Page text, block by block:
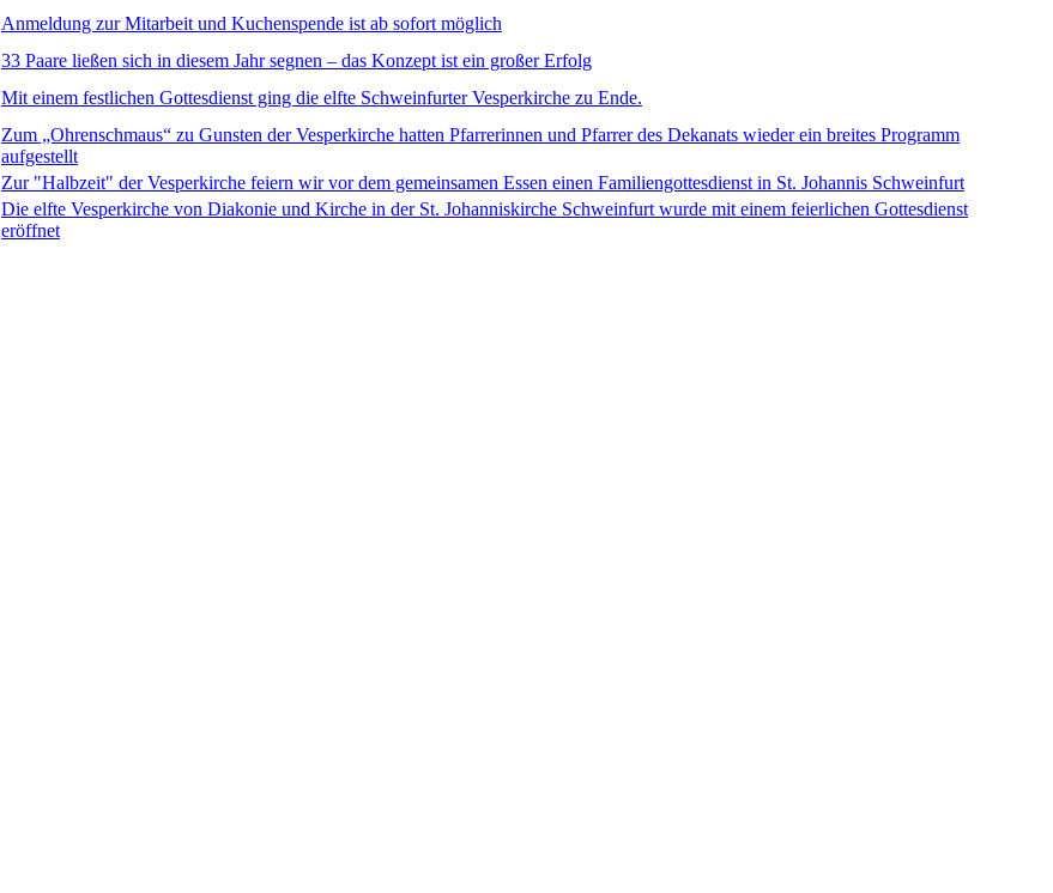
Anmeldung zur Mitarbeit und Kuchenspende ist ab sofort möglich
33 Paare ließen sich in diesem Jahr segnen – das Konzept ist ein großer Erfolg
Mit einem festlichen Gottesdienst ging die elfte Schweinfurter Vesperkirche zu Ende.
Zum „Ohrenschmaus“ zu Gunsten der Vesperkirche hatten Pfarrerinnen und Pfarrer des Dekanats wieder ein breites Programm
aufgestellt
Zur "Halbzeit" der Vesperkirche feiern wir vor dem gemeinsamen Essen einen Familiengottesdienst in St. Johannis Schweinfurt
Die elfte Vesperkirche von Diakonie und Kirche in der St. Johanniskirche Schweinfurt wurde mit einem feierlichen Gottesdienst
eröffnet